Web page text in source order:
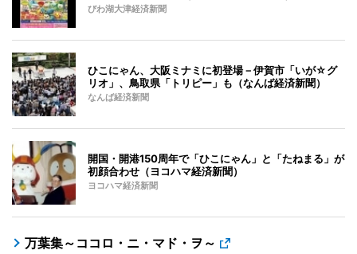
びわ湖大津経済新聞
ひこにゃん、大阪ミナミに初登場－伊賀市「いが☆グ
リオ」、鳥取県「トリピー」も（なんば経済新聞）
なんば経済新聞
開国・開港150周年で「ひこにゃん」と「たねまる」が
初顔合わせ（ヨコハマ経済新聞）
ヨコハマ経済新聞
万葉集～ココロ・ニ・マド・ヲ～